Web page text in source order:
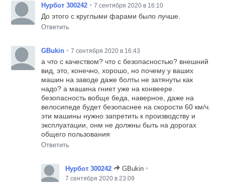
Нурбот 300242 • 7 сентября 2020 в 16:10
До этого с круглыми фарами было лучше.
Ответить
GBukin • 7 сентября 2020 в 16:43
а что с качеством? что с безопасностью? внешний
вид, это, конечно, хорошо, но почему у ваших
машин на заводе даже болты не затянуты как
надо? а машина гниет уже на конвеере.
безопасность вобще беда, наверное, даже на
велосипеде будет безопаснее на скорости 60 км/ч.
эти машины нужно запретить к производству и
эксплуатации, онм не должны быть на дорогах
общего пользования
Ответить
Нурбот 300242 GBukin •
7 сентября 2020 в 23:09